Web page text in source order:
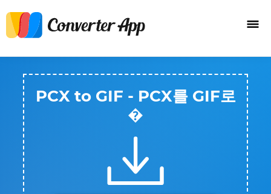
PCX to GIF - PCX를 GIF로
�